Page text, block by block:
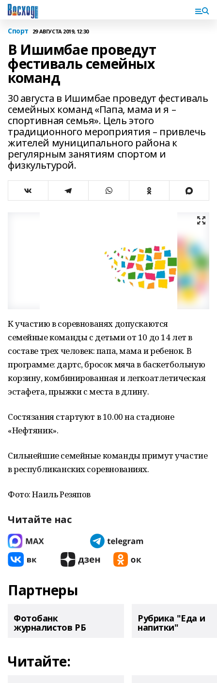
Спорт 29 АВГУСТА 2019, 12:30
В Ишимбае проведут
фестиваль семейных
команд
30 августа в Ишимбае проведут фестиваль
семейных команд «Папа, мама и я –
спортивная семья». Цель этого
традиционного мероприятия – привлечь
жителей муниципального района к
регулярным занятиям спортом и
физкультурой.
К участию в соревнованях допускаются
семейные команды с детьми от 10 до 14 лет в
составе трех человек: папа, мама и ребенок. В
программе: дартс, бросок мяча в баскетбольную
корзину, комбинированная и легкоатлетическая
эстафета, прыжки с места в длину.
Состязания стартуют в 10.00 на стадионе
«Нефтяник».
Сильнейшие семейные команды примут участие
в республиканских соревнованиях.
Фото: Наиль Резяпов
Читайте нас
Партнеры
Фотобанк
журналистов РБ
Рубрика "Еда и
напитки"
Читайте: